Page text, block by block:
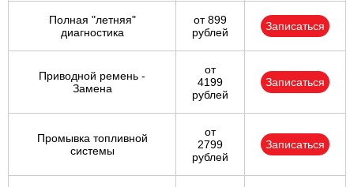
Полная "летняя"
диагностика
от 899
рублей
Записаться
Приводной ремень -
Замена
от
4199
рублей
Записаться
Промывка топливной
системы
от
2799
рублей
Записаться